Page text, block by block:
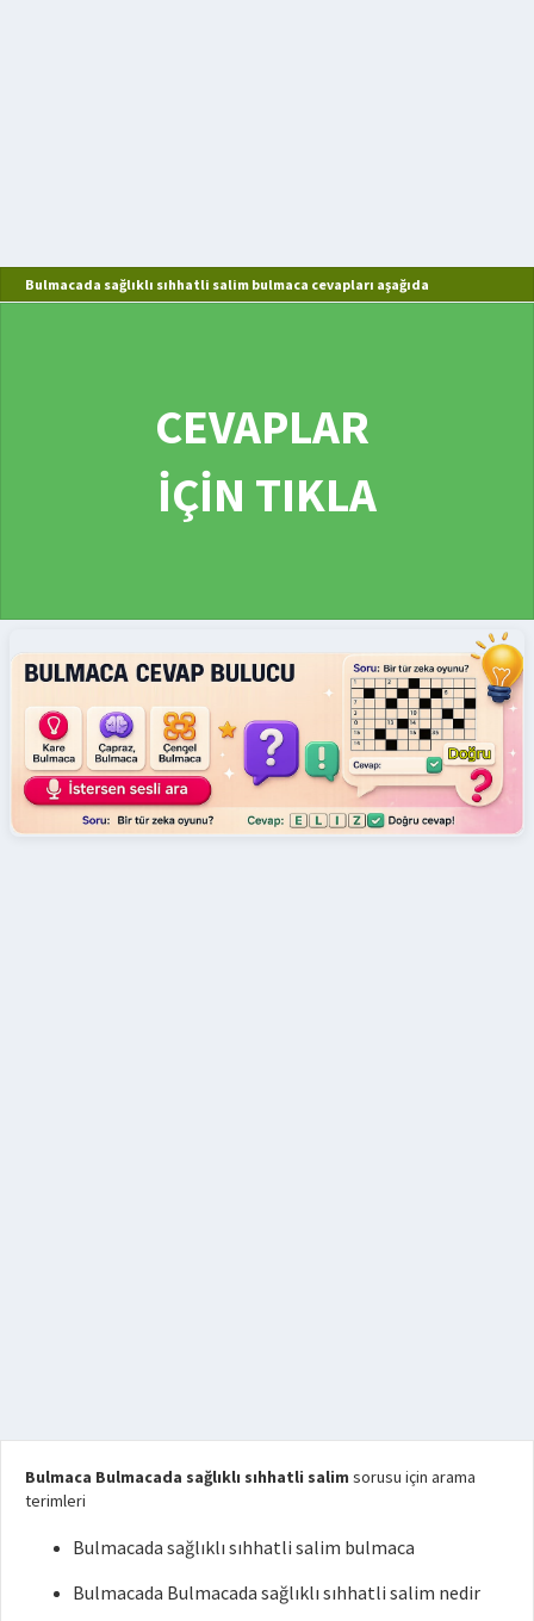
Bulmacada sağlıklı sıhhatli salim bulmaca cevapları aşağıda
CEVAPLAR
İÇİN TIKLA
Bulmaca Bulmacada sağlıklı sıhhatli salim sorusu için arama
terimleri
Bulmacada sağlıklı sıhhatli salim bulmaca
Bulmacada Bulmacada sağlıklı sıhhatli salim nedir